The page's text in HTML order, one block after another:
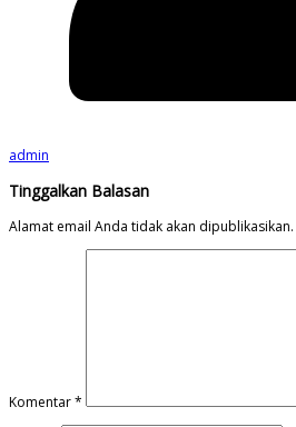
admin
Tinggalkan Balasan
Alamat email Anda tidak akan dipublikasikan.
Komentar*